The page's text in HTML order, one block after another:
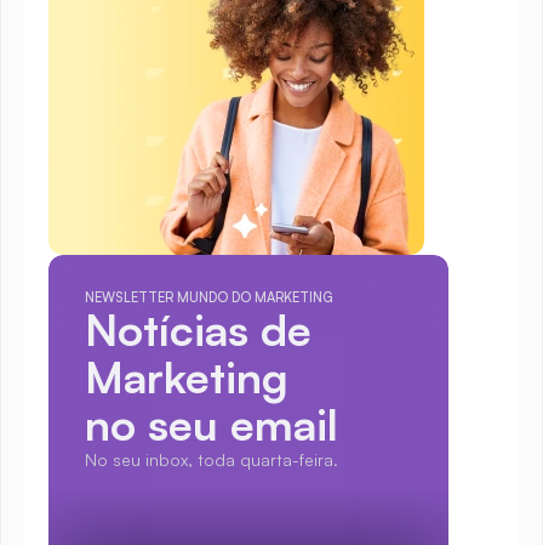
NEWSLETTER MUNDO DO MARKETING
Notícias de
Marketing
no seu email
No seu inbox, toda quarta-feira.